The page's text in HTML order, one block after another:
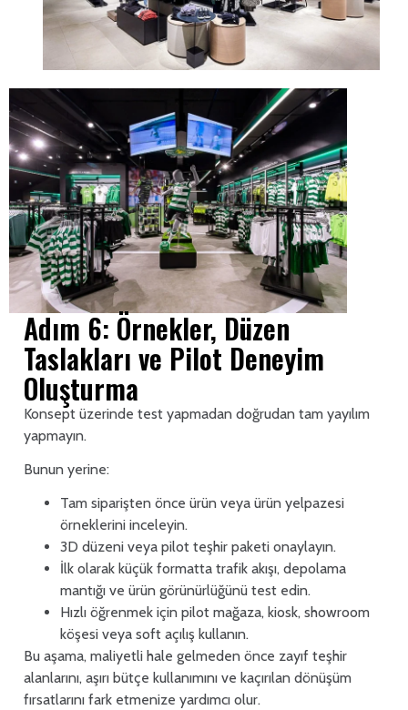
Adım 6: Örnekler, Düzen
Taslakları ve Pilot Deneyim
Oluşturma
Konsept üzerinde test yapmadan doğrudan tam yayılım
yapmayın.
Bunun yerine:
Tam siparişten önce ürün veya ürün yelpazesi
örneklerini inceleyin.
3D düzeni veya pilot teşhir paketi onaylayın.
İlk olarak küçük formatta trafik akışı, depolama
mantığı ve ürün görünürlüğünü test edin.
Hızlı öğrenmek için pilot mağaza, kiosk, showroom
köşesi veya soft açılış kullanın.
Bu aşama, maliyetli hale gelmeden önce zayıf teşhir
alanlarını, aşırı bütçe kullanımını ve kaçırılan dönüşüm
fırsatlarını fark etmenize yardımcı olur.